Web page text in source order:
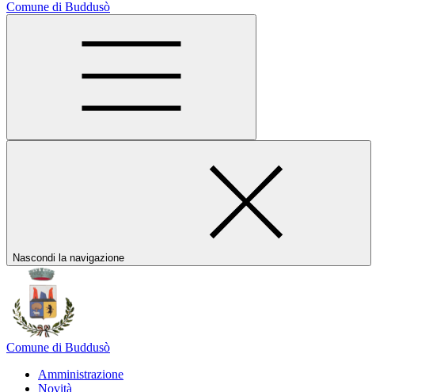
Comune di Buddusò
Nascondi la navigazione
Comune di Buddusò
Amministrazione
Novità